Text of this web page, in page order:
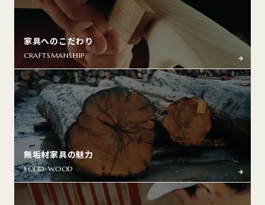
家具へのこだわり
CRAFTSMANSHIP
無垢材家具の魅力
SOLID WOOD